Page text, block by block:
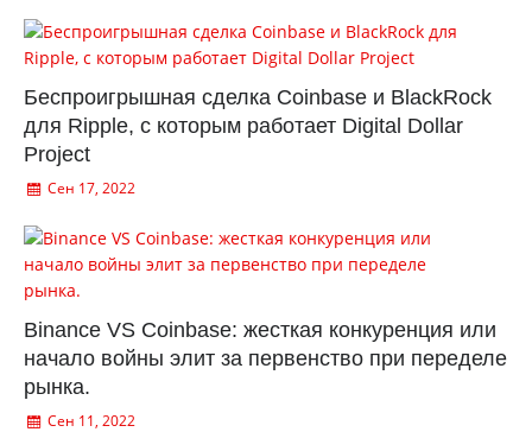
Беспроигрышная сделка Coinbase и BlackRock
для Ripple, с которым работает Digital Dollar
Project
Сен 17, 2022
Binance VS Coinbase: жесткая конкуренция или
начало войны элит за первенство при переделе
рынка.
Сен 11, 2022